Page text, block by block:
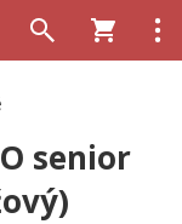
senior